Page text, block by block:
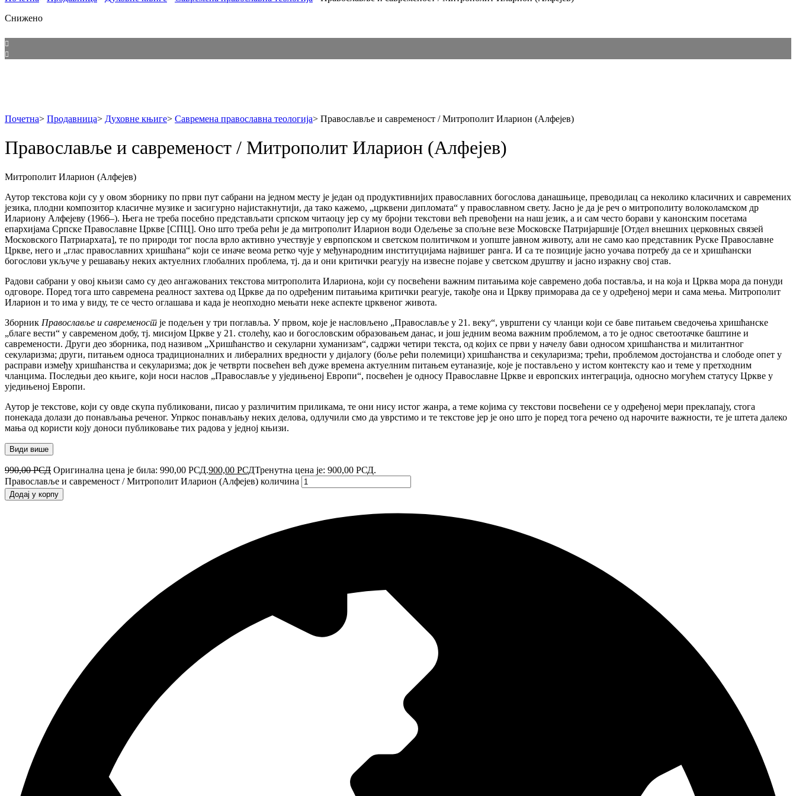
Снижено
Почетна> Продавница> Духовне књиге> Савремена православна теологија> Православље и савременост / Митрополит Иларион (Алфејев)
Православље и савременост / Митрополит Иларион (Алфејев)
Митрополит Иларион (Алфејев)
Аутор текстова који су у овом зборнику по први пут сабрани на једном месту је један од продуктивнијих православних богослова данашњице, преводилац са неколико класичних и савремених
језика, плодни композитор класичне музике и засигурно најистакнутији, да тако кажемо, „црквени дипломата“ у православном свету. Јасно је да је реч о митрополиту волоколамском др
Илариону Алфејеву (1966–). Њега не треба посебно представљати српском читаоцу јер су му бројни текстови већ превођени на наш језик, а и сам често борави у канонским посетама
епархијама Српске Православне Цркве [СПЦ]. Оно што треба рећи је да митрополит Иларион води Одељење за спољне везе Московске Πатријаршије [Отдел внешних церковных связей
Московского Патриархата], те по природи тог посла врло активно учествује у еврпопском и светском политичком и уопште јавном животу, али не само као представник Руске Православне
Цркве, него и „глас православних хришћана“ који се иначе веома ретко чује у међународним институцијама највишег ранга. И са те позиције јасно уочава потребу да се и хришћански
богослови укључе у решавању неких актуелних глобалних проблема, тј. да и они критички реагују на извесне појаве у светском друштву и јасно изракну свој став.
Радови сабрани у овој књизи само су део ангажованих текстова митрополита Илариона, који су посвећени важним питањима које савремено доба поставља, и на која и Црква мора да понуди
одговоре. Поред тога што савремена реалност захтева од Цркве да по одређеним питањима критички реагује, такође она и Цркву приморава да се у одређеној мери и сама мења. Митрополит
Иларион и то има у виду, те се често оглашава и када је неопходно мењати неке аспекте црквеног живота.
Зборник Православље и савременост је подељен у три поглавља. У првом, које је насловљено „Православље у 21. веку“, уврштени су чланци који се баве питањем сведочења хришћанске
„благе вести“ у савременом добу, тј. мисијом Цркве у 21. столећу, као и богословским образовањем данас, и још једним веома важним проблемом, а то је однос светоотачке баштине и
савремености. Други део зборника, под називом „Хришћанство и секуларни хуманизам“, садржи четири текста, од којих се први у начелу бави односом хришћанства и милитантног
секуларизма; други, питањем односа традиционалних и либералних вредности у дијалогу (боље рећи полемици) хришћанства и секуларизма; трећи, проблемом достојанства и слободе опет у
расправи између хришћанства и секуларизма; док је четврти посвећен већ дуже времена актуелним питањем еутаназије, које је постављено у истом контексту као и теме у претходним
чланцима. Последњи део књиге, који носи наслов „Православље у уједињеној Европи“, посвећен је односу Православне Цркве и европских интеграција, односно могућем статусу Цркве у
уједињеној Европи.
Аутор је текстове, који су овде скупа публиковани, писао у различитим приликама, те они нису истог жанра, а теме којима су текстови посвећени се у одређеној мери преклапају, стога
понекада долази до понављања реченог. Упркос понављању неких делова, одлучили смо да уврстимо и те текстове јер је оно што је поред тога речено од нарочите важности, те је штета далеко
мања од користи коју доноси публиковање тих радова у једној књизи.
Види више
990,00РСД Оригинална цена је била: 990,00 РСД.900,00 РСДТренутна цена је: 900,00 РСД.
Православље и савременост / Митрополит Иларион (Алфејев) количина
Додај у корпу